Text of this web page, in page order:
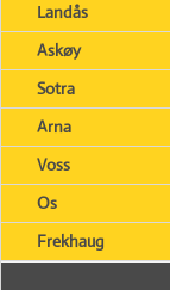
Landås
Askøy
Sotra
Arna
Voss
Os
Frekhaug